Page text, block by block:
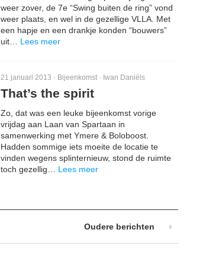
weer zover, de 7e “Swing buiten de ring” vond
weer plaats, en wel in de gezellige VLLA. Met
een hapje en een drankje konden “bouwers”
uit… Lees meer
21 januari 2013 · Bijeenkomst · Iwan Daniëls
That’s the spirit
Zo, dat was een leuke bijeenkomst vorige
vrijdag aan Laan van Spartaan in
samenwerking met Ymere & Boloboost.
Hadden sommige iets moeite de locatie te
vinden wegens splinternieuw, stond de ruimte
toch gezellig… Lees meer
Oudere berichten